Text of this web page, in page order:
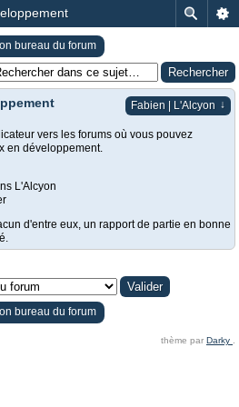
bureau du forum
Fabien | L'Alcyon ↓
vers les forums où vous pouvez
en développement.
L'Alcyon
d'entre eux, un rapport de partie en bonne
bureau du forum
thème par Darky